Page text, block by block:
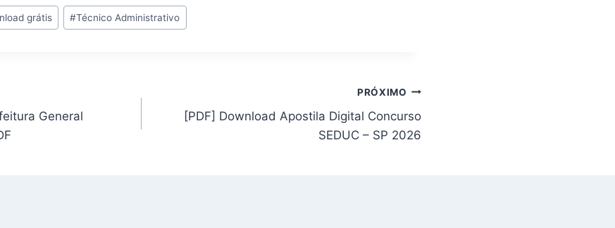
grátis #Técnico Administrativo
General
PRÓXIMO
[PDF] Download Apostila Digital Concurso
SEDUC – SP 2026